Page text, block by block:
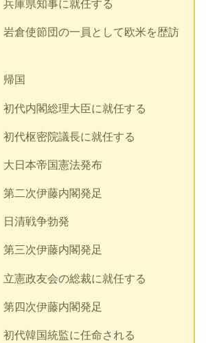
兵庫県知事に就任する
岩倉使節団の一員として欧米を歴訪
帰国
初代内閣総理大臣に就任する
初代枢密院議長に就任する
大日本帝国憲法発布
第二次伊藤内閣発足
日清戦争勃発
第三次伊藤内閣発足
立憲政友会の総裁に就任する
第四次伊藤内閣発足
初代韓国統監に任命される